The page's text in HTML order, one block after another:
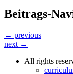
Beitrags-
← previous
next →
All rights